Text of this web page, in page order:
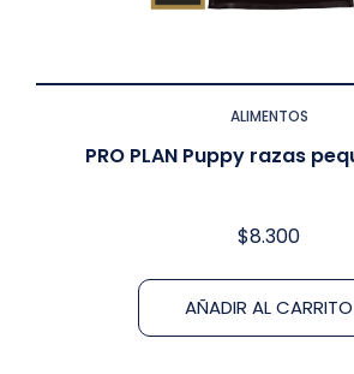
ALIMENTOS
PRO PLAN Puppy razas
$8.300
AÑADIR AL CARRITO